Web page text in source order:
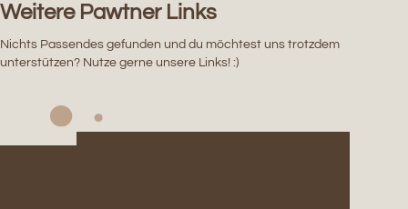
Weitere Pawtner Links
Nichts Passendes gefunden und du möchtest uns trotzdem
unterstützen? Nutze gerne unsere Links! :)